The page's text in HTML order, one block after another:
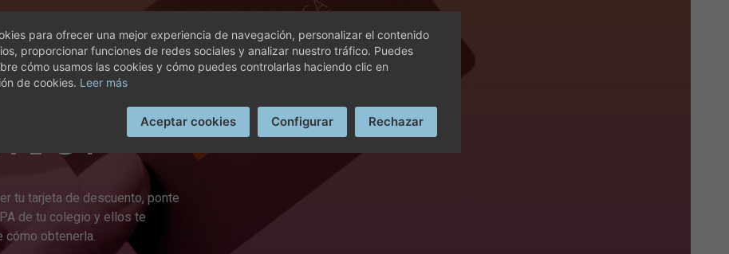
TU
DE
tu tarjeta de descuento, ponte
de tu colegio y ellos te
cómo obtenerla.
para ofrecer una mejor experiencia de navegación, personalizar el contenido
proporcionar funciones de redes sociales y analizar nuestro tráfico. Puedes
cómo usamos las cookies y cómo puedes controlarlas haciendo clic en
de cookies. Leer más
Aceptar cookies Configurar Rechazar